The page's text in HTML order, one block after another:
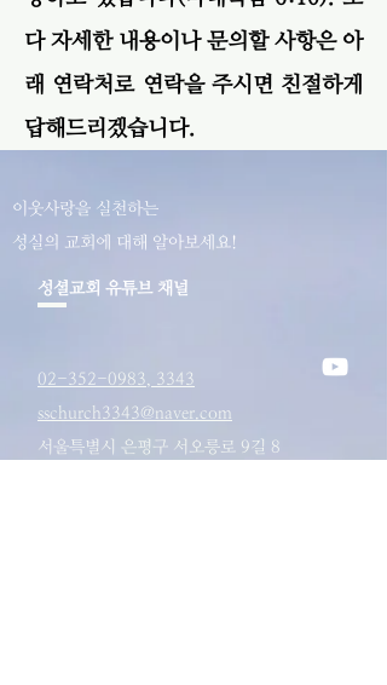
다 자세한 내용이나 문의할 사항은 아
래 연락처로 연락을 주시면 친절하게
답해드리겠습니다.
이웃사랑을 실천하는
성실의 교회에 대해 알아보세요!
성셜교회 유튜브 채널
02-352-0983, 3343
sschurch3343@naver.com
서울특별시 은평구 서오릉로 9길 8